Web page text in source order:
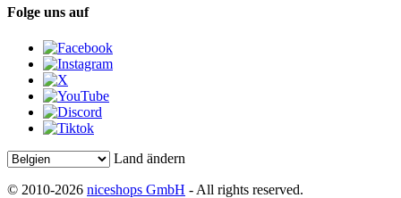
Folge uns auf
Land ändern
© 2010-2026 niceshops GmbH - All rights reserved.